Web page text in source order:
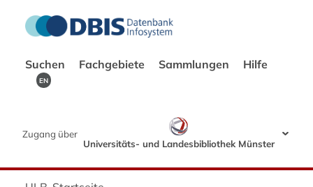
Suchen Fachgebiete Sammlungen Hilfe
EN
Zugang über
Universitäts- und Landesbibliothek Münster